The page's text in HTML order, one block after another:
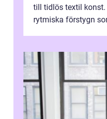
till tidlös textil konst.
rytmiska förstygn